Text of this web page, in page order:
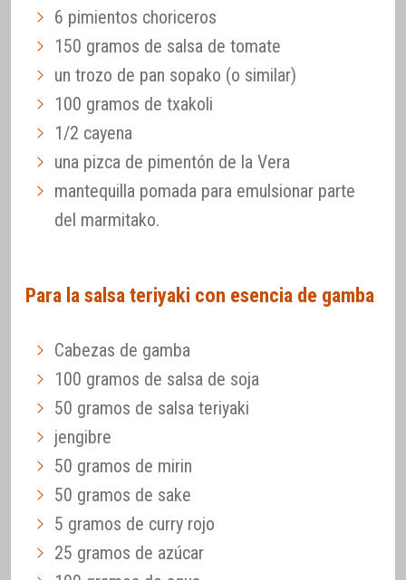
6 pimientos choriceros
150 gramos de salsa de tomate
un trozo de pan sopako (o similar)
100 gramos de txakoli
1/2 cayena
una pizca de pimentón de la Vera
mantequilla pomada para emulsionar parte
del marmitako.
Para la salsa teriyaki con esencia de gamba
Cabezas de gamba
100 gramos de salsa de soja
50 gramos de salsa teriyaki
jengibre
50 gramos de mirin
50 gramos de sake
5 gramos de curry rojo
25 gramos de azúcar